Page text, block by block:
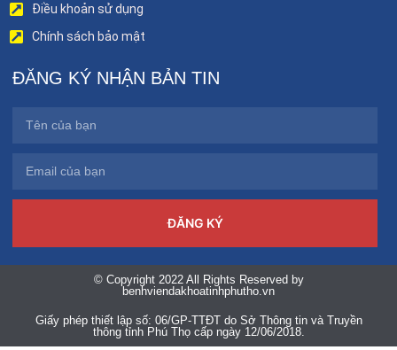
Điều khoản sử dụng
Chính sách bảo mật
ĐĂNG KÝ NHẬN BẢN TIN
ĐĂNG KÝ
© Copyright 2022 All Rights Reserved by
benhviendakhoatinhphutho.vn
Giấy phép thiết lập số: 06/GP-TTĐT do Sở Thông tin và Truyền
thông tỉnh Phú Thọ cấp ngày 12/06/2018.